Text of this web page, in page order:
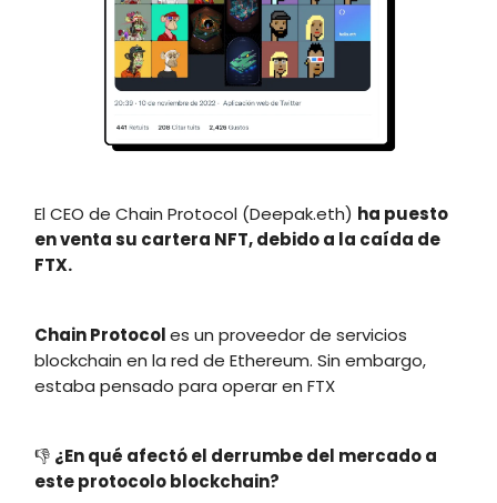
El CEO de Chain Protocol (Deepak.eth) ha puesto
en venta su cartera NFT, debido a la caída de
FTX.
Chain Protocoles un proveedor de servicios
blockchain en la red de Ethereum. Sin embargo,
estaba pensado para operar en FTX
👎 ¿En qué afectó el derrumbe del mercado a
este protocolo blockchain?